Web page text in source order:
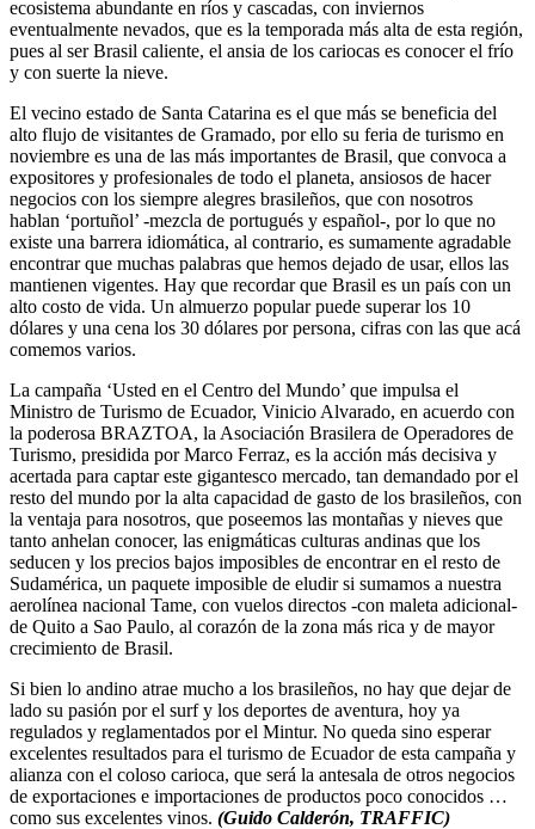
ecosistema abundante en ríos y cascadas, con inviernos
eventualmente nevados, que es la temporada más alta de esta región,
pues al ser Brasil caliente, el ansia de los cariocas es conocer el frío
y con suerte la nieve.
El vecino estado de Santa Catarina es el que más se beneficia del
alto flujo de visitantes de Gramado, por ello su feria de turismo en
noviembre es una de las más importantes de Brasil, que convoca a
expositores y profesionales de todo el planeta, ansiosos de hacer
negocios con los siempre alegres brasileños, que con nosotros
hablan ‘portuñol’ -mezcla de portugués y español-, por lo que no
existe una barrera idiomática, al contrario, es sumamente agradable
encontrar que muchas palabras que hemos dejado de usar, ellos las
mantienen vigentes. Hay que recordar que Brasil es un país con un
alto costo de vida. Un almuerzo popular puede superar los 10
dólares y una cena los 30 dólares por persona, cifras con las que acá
comemos varios.
La campaña ‘Usted en el Centro del Mundo’ que impulsa el
Ministro de Turismo de Ecuador, Vinicio Alvarado, en acuerdo con
la poderosa BRAZTOA, la Asociación Brasilera de Operadores de
Turismo, presidida por Marco Ferraz, es la acción más decisiva y
acertada para captar este gigantesco mercado, tan demandado por el
resto del mundo por la alta capacidad de gasto de los brasileños, con
la ventaja para nosotros, que poseemos las montañas y nieves que
tanto anhelan conocer, las enigmáticas culturas andinas que los
seducen y los precios bajos imposibles de encontrar en el resto de
Sudamérica, un paquete imposible de eludir si sumamos a nuestra
aerolínea nacional Tame, con vuelos directos -con maleta adicional-
de Quito a Sao Paulo, al corazón de la zona más rica y de mayor
crecimiento de Brasil.
Si bien lo andino atrae mucho a los brasileños, no hay que dejar de
lado su pasión por el surf y los deportes de aventura, hoy ya
regulados y reglamentados por el Mintur. No queda sino esperar
excelentes resultados para el turismo de Ecuador de esta campaña y
alianza con el coloso carioca, que será la antesala de otros negocios
de exportaciones e importaciones de productos poco conocidos …
como sus excelentes vinos. (Guido Calderón, TRAFFIC)